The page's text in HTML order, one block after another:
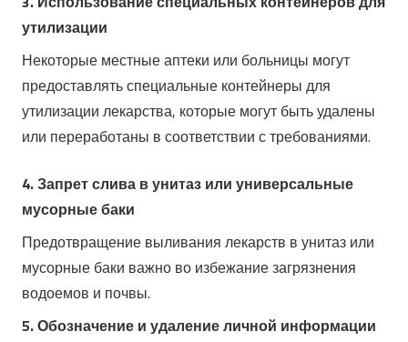
утилизации
Некоторые местные аптеки или больницы могут
предоставлять специальные контейнеры для
утилизации лекарства, которые могут быть удалены
или переработаны в соответствии с требованиями.
4. Запрет слива в унитаз или универсальные
мусорные баки
Предотвращение выливания лекарств в унитаз или
мусорные баки важно во избежание загрязнения
водоемов и почвы.
5. Обозначение и удаление личной информации